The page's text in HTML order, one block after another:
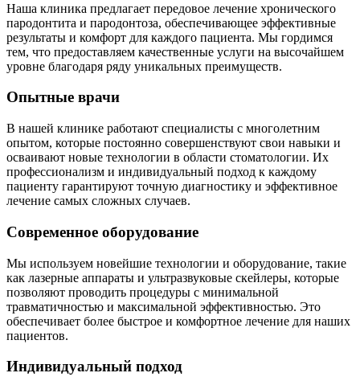
Наша клиника предлагает передовое лечение хронического
пародонтита и пародонтоза, обеспечивающее эффективные
результаты и комфорт для каждого пациента. Мы гордимся
тем, что предоставляем качественные услуги на высочайшем
уровне благодаря ряду уникальных преимуществ.
Опытные врачи
В нашей клинике работают специалисты с многолетним
опытом, которые постоянно совершенствуют свои навыки и
осваивают новые технологии в области стоматологии. Их
профессионализм и индивидуальный подход к каждому
пациенту гарантируют точную диагностику и эффективное
лечение самых сложных случаев.
Современное оборудование
Мы используем новейшие технологии и оборудование, такие
как лазерные аппараты и ультразвуковые скейлеры, которые
позволяют проводить процедуры с минимальной
травматичностью и максимальной эффективностью. Это
обеспечивает более быстрое и комфортное лечение для наших
пациентов.
Индивидуальный подход